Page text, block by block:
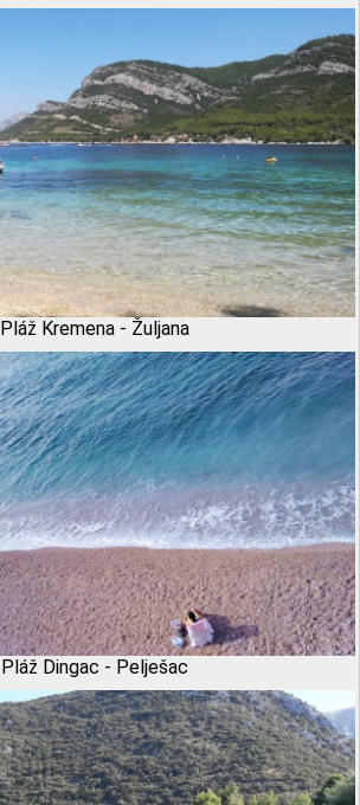
Pláž Kremena - Žuljana
Pláž Dingac - Pelješac